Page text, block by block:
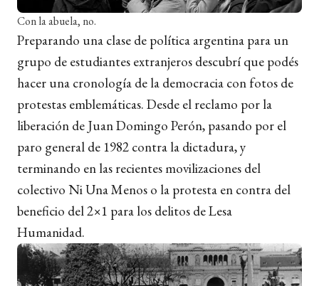
Con la abuela, no.
Preparando una clase de política argentina para un
grupo de estudiantes extranjeros descubrí que podés
hacer una cronología de la democracia con fotos de
protestas emblemáticas. Desde el reclamo por la
liberación de Juan Domingo Perón, pasando por el
paro general de 1982 contra la dictadura, y
terminando en las recientes movilizaciones del
colectivo Ni Una Menos o la protesta en contra del
beneficio del 2×1 para los delitos de Lesa
Humanidad.